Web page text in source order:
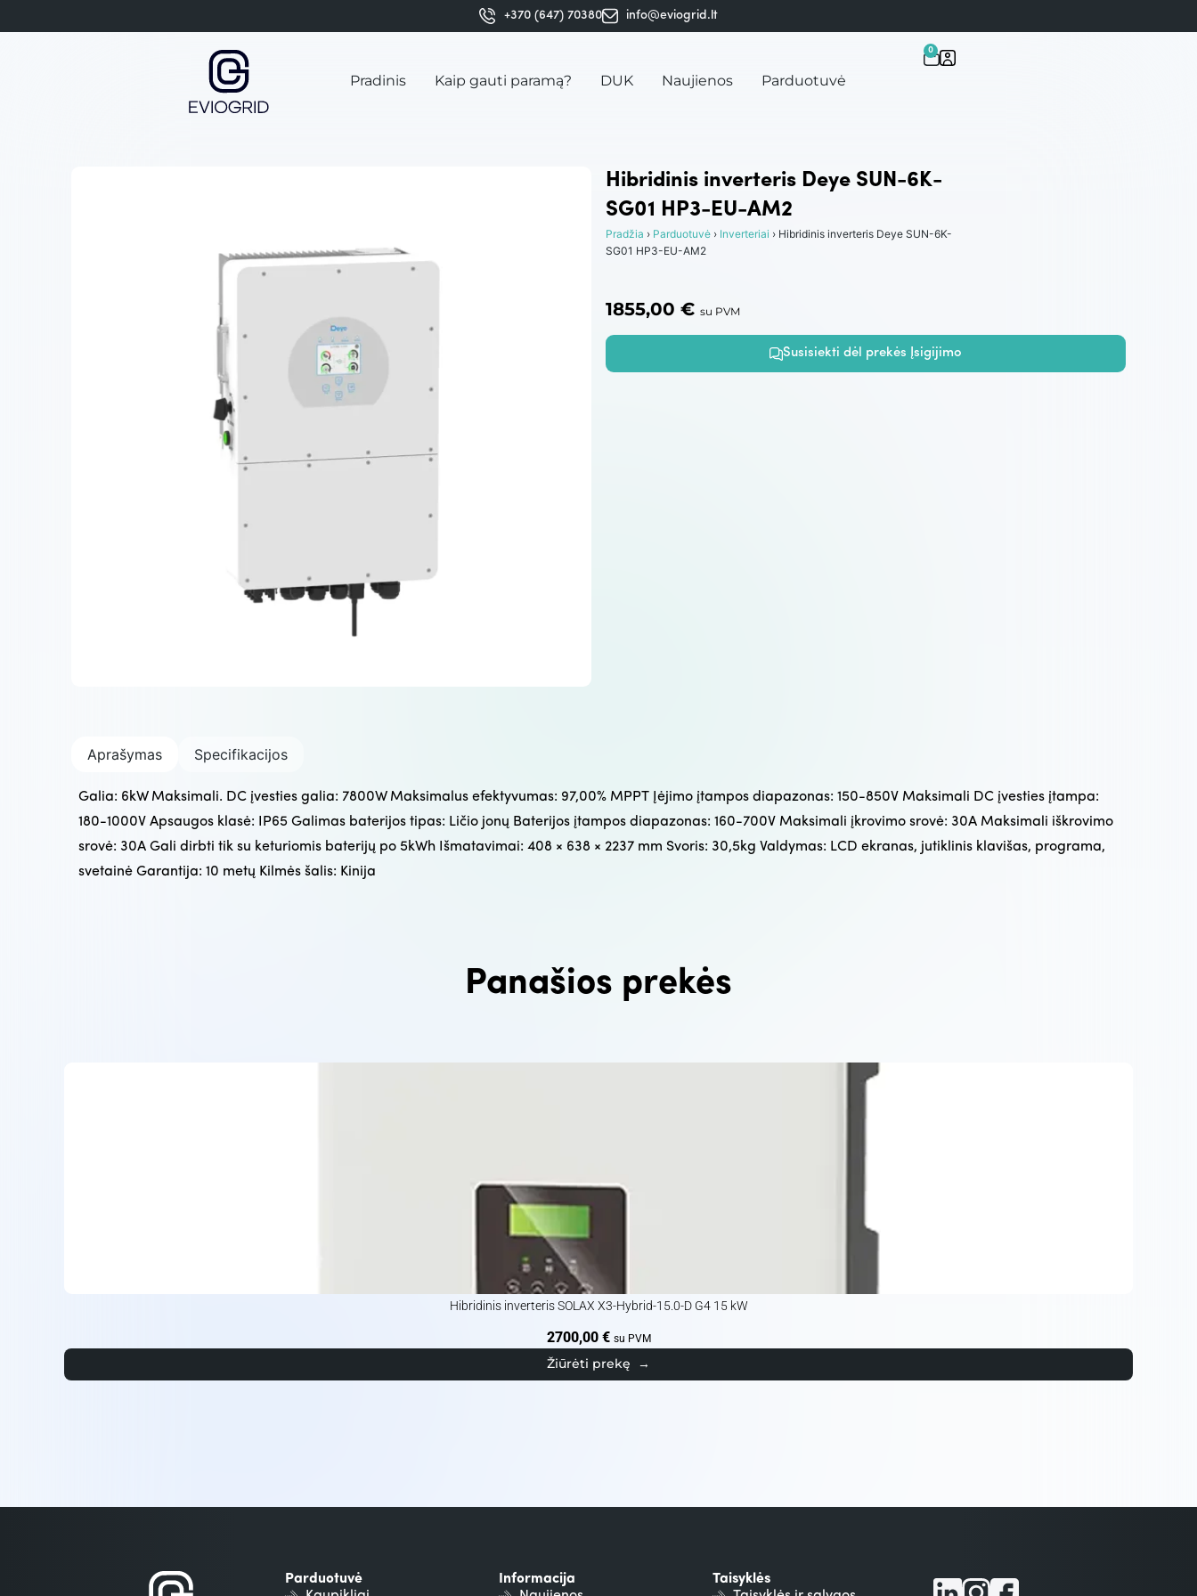
+370 (647) 70380 info@eviogrid.lt
Pradinis Kaip gauti paramą? DUK Naujienos Parduotuvė
0
Hibridinis inverteris Deye SUN-6K-
SG01 HP3-EU-AM2
Pradžia › Parduotuvė › Inverteriai › Hibridinis inverteris Deye SUN-6K-
SG01 HP3-EU-AM2
1855,00 € su PVM
Susisiekti dėl prekės Įsigijimo
Aprašymas Specifikacijos
Galia: 6kW Maksimali. DC įvesties galia: 7800W Maksimalus efektyvumas: 97,00% MPPT Įėjimo įtampos diapazonas: 150-850V Maksimali DC įvesties įtampa:
180-1000V Apsaugos klasė: IP65 Galimas baterijos tipas: Ličio jonų Baterijos įtampos diapazonas: 160-700V Maksimali įkrovimo srovė: 30A Maksimali iškrovimo
srovė: 30A Gali dirbti tik su keturiomis baterijų po 5kWh Išmatavimai: 408 × 638 × 2237 mm Svoris: 30,5kg Valdymas: LCD ekranas, jutiklinis klavišas, programa,
svetainė Garantija: 10 metų Kilmės šalis: Kinija
Panašios prekės
Hibridinis inverteris SOLAX X3-Hybrid-15.0-D G4 15 kW
2700,00 € su PVM
Žiūrėti prekę →
Parduotuvė
Informacija
Taisyklės